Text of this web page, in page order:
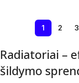
1 2 3
Radiatoriai –
šildymo